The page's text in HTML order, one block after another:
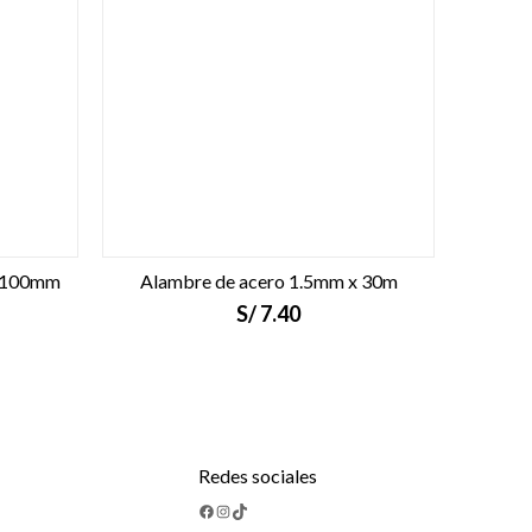
Alambre de acero 1.5mm x 30m
S/7.40
Redes sociales
Facebook Instagram TikTok